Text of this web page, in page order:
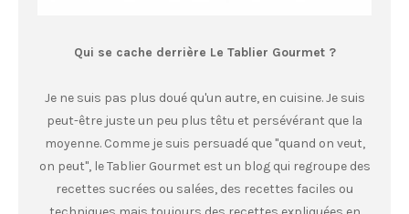
Qui se cache derrière Le Tablier Gourmet ?
Je ne suis pas plus doué qu'un autre, en cuisine. Je suis
peut-être juste un peu plus têtu et persévérant que la
moyenne. Comme je suis persuadé que "quand on veut,
on peut", le Tablier Gourmet est un blog qui regroupe des
recettes sucrées ou salées, des recettes faciles ou